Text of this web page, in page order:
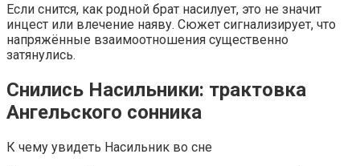
Если снится, как родной брат насилует, это не значит
инцест или влечение наяву. Сюжет сигнализирует, что
напряжённые взаимоотношения существенно
затянулись.
Снились Насильники: трактовка
Ангельского сонника
К чему увидеть Насильник во сне